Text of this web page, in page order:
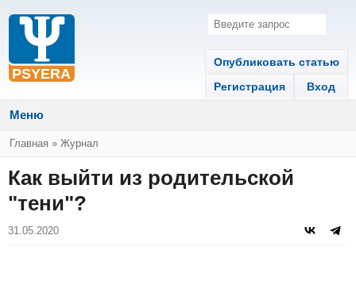
Опубликовать статью
Регистрация
Вход
Меню
Вы здесь
Главная » Журнал
Как выйти из родительской
"тени"?
31.05.2020